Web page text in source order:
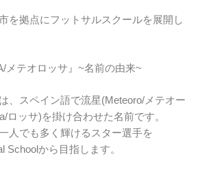
を拠点にフットサルスクールを展開し
メテオロッサ』~名前の由来~
、スペイン語で流星(Meteoro/メテオー
ロッサ)を掛け合わせた名前です。
人でも多く輝けるスター選手を
Schoolから目指します。